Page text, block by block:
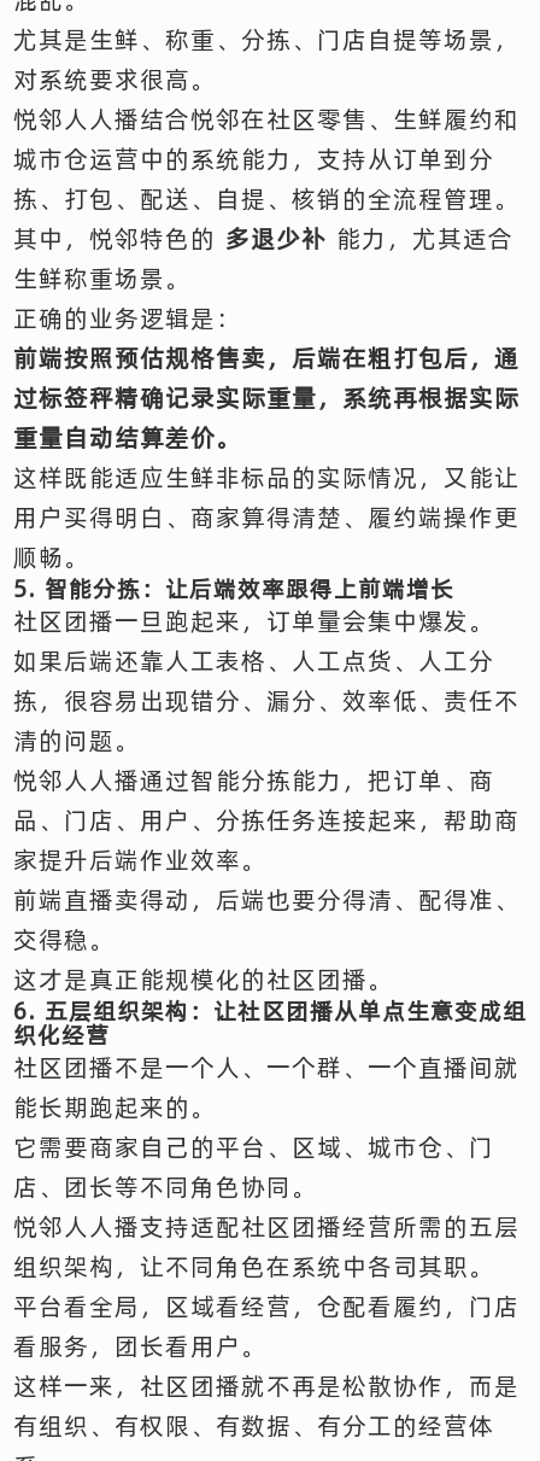
尤其是生鲜、称重、分拣、门店自提等场景，
对系统要求很高。
悦邻人人播结合悦邻在社区零售、生鲜履约和
城市仓运营中的系统能力，支持从订单到分
拣、打包、配送、自提、核销的全流程管理。
其中，悦邻特色的 多退少补 能力，尤其适合
生鲜称重场景。
正确的业务逻辑是：
前端按照预估规格售卖，后端在粗打包后，通
过标签秤精确记录实际重量，系统再根据实际
重量自动结算差价。
这样既能适应生鲜非标品的实际情况，又能让
用户买得明白、商家算得清楚、履约端操作更
顺畅。
5. 智能分拣：让后端效率跟得上前端增长
社区团播一旦跑起来，订单量会集中爆发。
如果后端还靠人工表格、人工点货、人工分
拣，很容易出现错分、漏分、效率低、责任不
清的问题。
悦邻人人播通过智能分拣能力，把订单、商
品、门店、用户、分拣任务连接起来，帮助商
家提升后端作业效率。
前端直播卖得动，后端也要分得清、配得准、
交得稳。
这才是真正能规模化的社区团播。
6. 五层组织架构：让社区团播从单点生意变成组
织化经营
社区团播不是一个人、一个群、一个直播间就
能长期跑起来的。
它需要商家自己的平台、区域、城市仓、门
店、团长等不同角色协同。
悦邻人人播支持适配社区团播经营所需的五层
组织架构，让不同角色在系统中各司其职。
平台看全局，区域看经营，仓配看履约，门店
看服务，团长看用户。
这样一来，社区团播就不再是松散协作，而是
有组织、有权限、有数据、有分工的经营体